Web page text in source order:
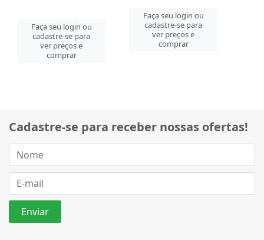
Faça seu login ou
cadastre-se para
ver preços e
comprar
Faça seu login ou
cadastre-se para
ver preços e
comprar
Cadastre-se para receber nossas ofertas!